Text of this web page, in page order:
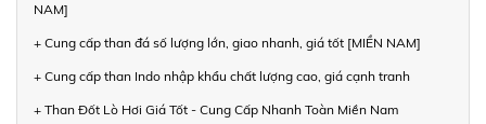
NAM]
+ Cung cấp than đá số lượng lớn, giao nhanh, giá tốt [MIỀN NAM]
+ Cung cấp than Indo nhập khẩu chất lượng cao, giá cạnh tranh
+ Than Đốt Lò Hơi Giá Tốt - Cung Cấp Nhanh Toàn Miền Nam